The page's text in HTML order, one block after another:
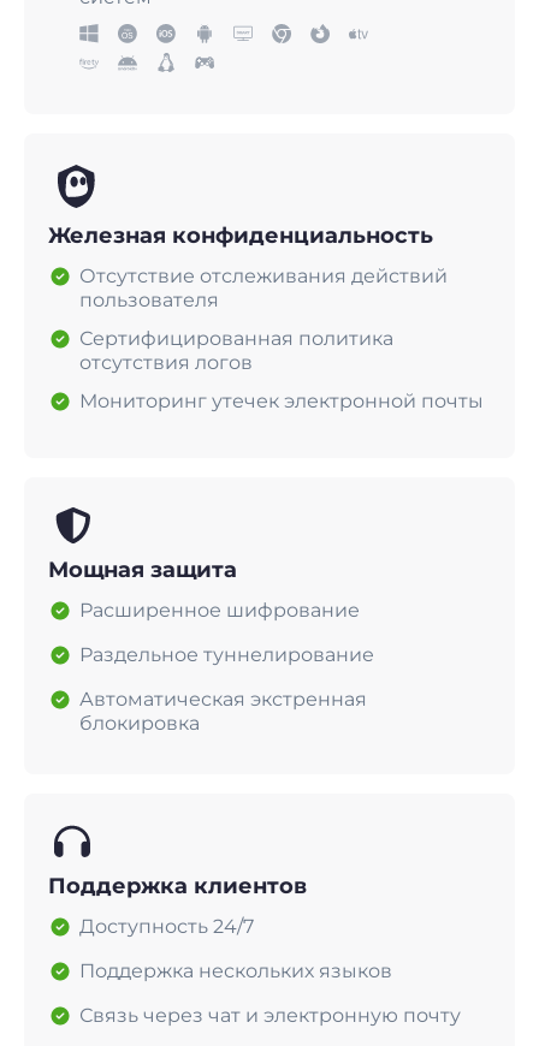
Железная конфиденциальность
Отсутствие отслеживания действий
пользователя
Сертифицированная политика
отсутствия логов
Мониторинг утечек электронной почты
Мощная защита
Расширенное шифрование
Раздельное туннелирование
Автоматическая экстренная
блокировка
Поддержка клиентов
Доступность 24/7
Поддержка нескольких языков
Связь через чат и электронную почту